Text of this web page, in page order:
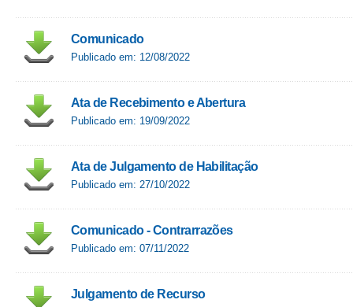
Comunicado
Publicado em: 12/08/2022
Ata de Recebimento e Abertura
Publicado em: 19/09/2022
Ata de Julgamento de Habilitação
Publicado em: 27/10/2022
Comunicado - Contrarrazões
Publicado em: 07/11/2022
Julgamento de Recurso